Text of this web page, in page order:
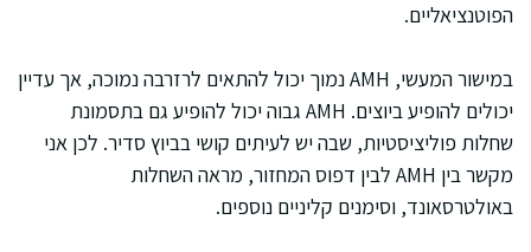
הפוטנציאליים.
במישור המעשי, AMH נמוך יכול להתאים לרזרבה נמוכה, אך עדיין
יכולים להופיע ביוצים. AMH גבוה יכול להופיע גם בתסמונת
שחלות פוליציסטיות, שבה יש לעיתים קושי בביוץ סדיר. לכן אני
מקשר בין AMH לבין דפוס המחזור, מראה השחלות
באולטרסאונד, וסימנים קליניים נוספים.